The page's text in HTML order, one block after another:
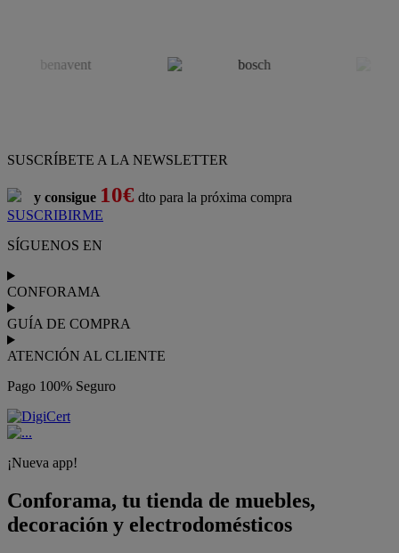
SUSCRÍBETE A LA NEWSLETTER
y consigue 10€ dto para la próxima compra
SUSCRIBIRME
SÍGUENOS EN
CONFORAMA
GUÍA DE COMPRA
ATENCIÓN AL CLIENTE
Pago 100% Seguro
¡Nueva app!
Conforama, tu tienda de muebles,
decoración y electrodomésticos